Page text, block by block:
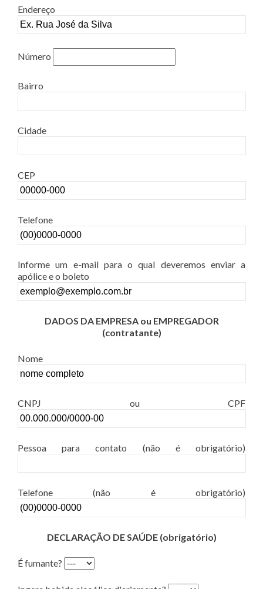
Endereço
Número
Bairro
Cidade
CEP
Telefone
Informe um e-mail para o qual deveremos enviar a
apólice e o boleto
DADOS DA EMPRESA ou EMPREGADOR
(contratante)
Nome
CNPJ ou CPF
Pessoa para contato (não é obrigatório)
Telefone (não é obrigatório)
DECLARAÇÃO DE SAÚDE (obrigatório)
É fumante?